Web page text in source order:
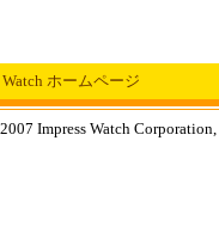
ホームページ
Impress Watch